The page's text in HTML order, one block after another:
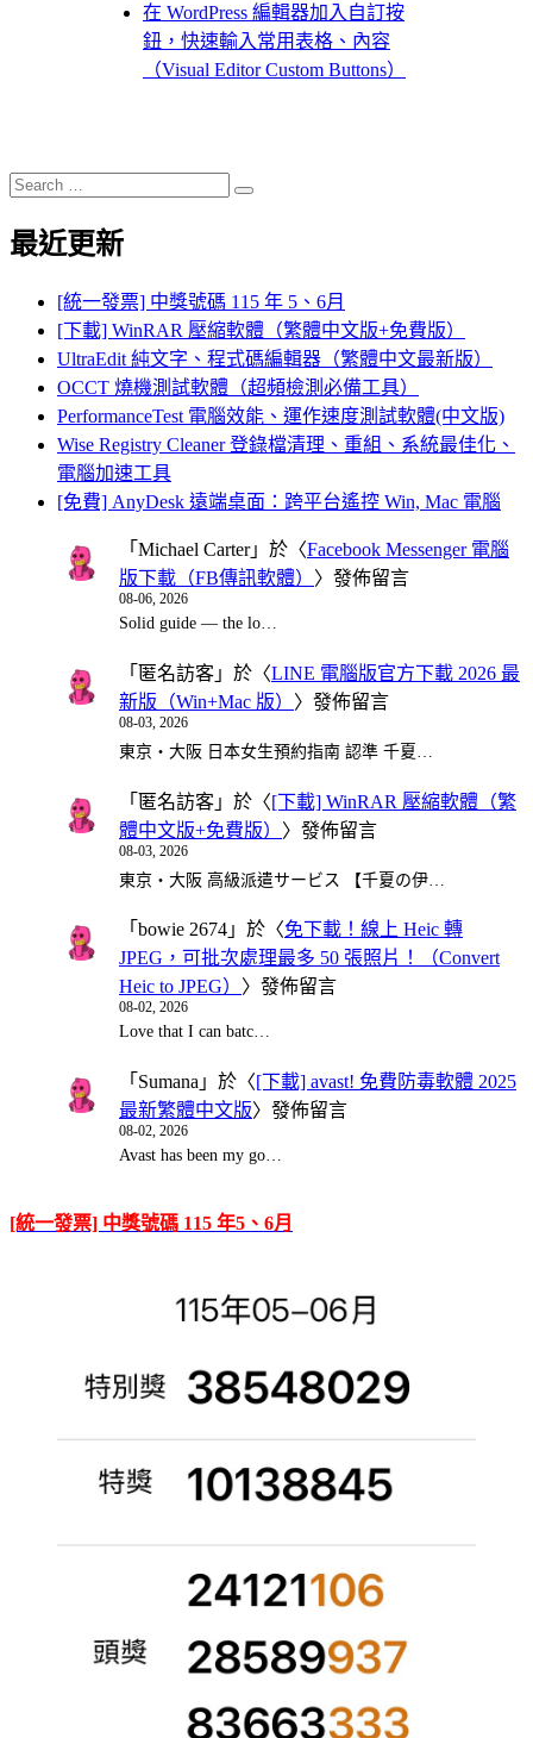
在 WordPress 編輯器加入自訂按
鈕，快速輸入常用表格、內容
（Visual Editor Custom Buttons）
Search
for:
Search
最近更新
[統一發票] 中獎號碼 115 年 5、6月
[下載] WinRAR 壓縮軟體（繁體中文版+免費版）
UltraEdit 純文字、程式碼編輯器（繁體中文最新版）
OCCT 燒機測試軟體（超頻檢測必備工具）
PerformanceTest 電腦效能、運作速度測試軟體(中文版)
Wise Registry Cleaner 登錄檔清理、重組、系統最佳化、
電腦加速工具
[免費] AnyDesk 遠端桌面：跨平台遙控 Win, Mac 電腦
「 Michael Carter」於〈Facebook Messenger 電腦
版下載（FB傳訊軟體） 〉發佈留言
08-06, 2026
Solid guide — the lo…
「 匿名訪客 」於〈LINE 電腦版官方下載 2026 最
新版（Win+Mac 版） 〉發佈留言
08-03, 2026
東京・大阪 日本女生預約指南 認準 千夏…
「 匿名訪客 」於〈[下載] WinRAR 壓縮軟體（繁
體中文版+免費版） 〉發佈留言
08-03, 2026
東京・大阪 高級派遣サービス 【千夏の伊…
「 bowie 2674 」於〈免下載！線上 Heic 轉
JPEG，可批次處理最多 50 張照片！（Convert
Heic to JPEG） 〉發佈留言
08-02, 2026
Love that I can batc…
「 Sumana 」於〈[下載] avast! 免費防毒軟體 2025
最新繁體中文版〉發佈留言
08-02, 2026
Avast has been my go…
[統一發票] 中獎號碼 115 年5、6月